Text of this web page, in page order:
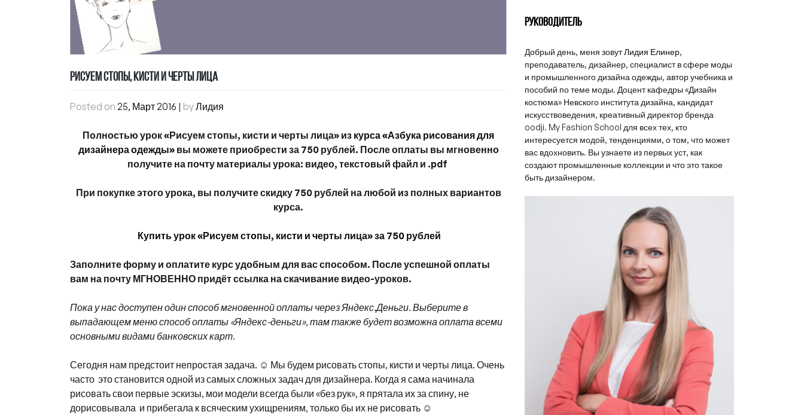
РИСУЕМ СТОПЫ, КИСТИ И ЧЕРТЫ ЛИЦА
Posted on 25, Март 2016 | byЛидия
Полностью урок «Рисуем стопы, кисти и черты лица» из курса «Азбука рисования для
дизайнера одежды»вы можете приобрести за 750 рублей. После оплаты вы мгновенно
получите на почту материалы урока: видео, текстовый файл и .pdf
При покупке этого урока, вы получите скидку 750 рублей на любой из полных вариантов
курса.
Купить урок «Рисуем стопы, кисти и черты лица» за 750 рублей
Заполните форму и оплатите курс удобным для вас способом. После успешной оплаты
вам на почту МГНОВЕННО придёт ссылка на скачивание видео-уроков.
Пока у нас доступен один способ мгновенной оплаты через Яндекс.Деньги. Выберите в
выпадающем меню способ оплаты «Яндекс-деньги», там также будет возможна оплата всеми
основными видами банковских карт.
Сегодня нам предстоит непростая задача. ☺ Мы будем рисовать стопы, кисти и черты лица. Очень
часто это становится одной из самых сложных задач для дизайнера. Когда я сама начинала
рисовать свои первые эскизы, мои модели всегда были «без рук», я прятала их за спину, не
дорисовывала и прибегала к всяческим ухищрениям, только бы их не рисовать ☺
РУКОВОДИТЕЛЬ
Добрый день, меня зовутЛидия Елинер,
преподаватель, дизайнер, специалист в сфере моды
и промышленного дизайна одежды, автор учебника и
пособий по теме моды. Доцент кафедры «Дизайн
костюма» Невского института дизайна, кандидат
искусствоведения, креативный директор бренда
oodji. My Fashion School для всех тех, кто
интересуется модой, тенденциями, о том, что может
вас вдохновить. Вы узнаете из первых уст, как
создают промышленные коллекции и что это такое
быть дизайнером.